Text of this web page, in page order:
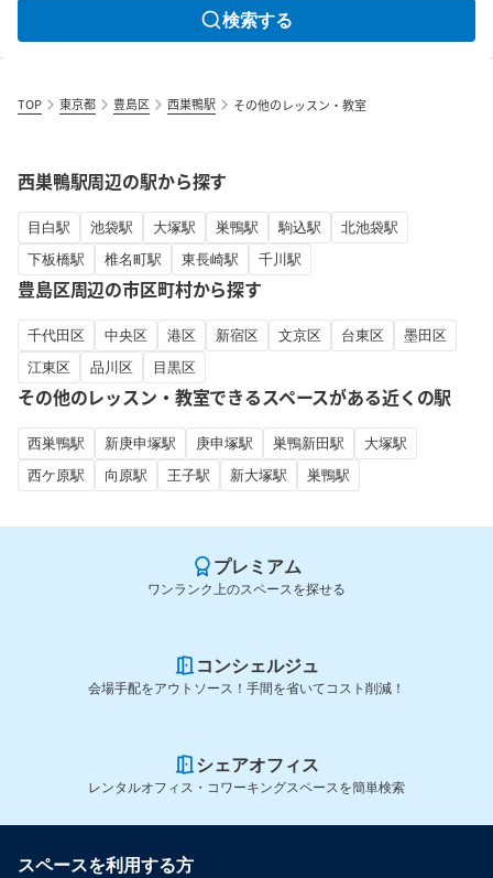
検索する
TOP 東京都 豊島区 西巣鴨駅 その他のレッスン・教室
西巣鴨駅周辺の駅から探す
目白駅 池袋駅 大塚駅 巣鴨駅 駒込駅
北池袋駅
下板橋駅
椎名町駅 東長崎駅 千川駅
豊島区周辺の市区町村から探す
千代田区 中央区 港区 新宿区 文京区 台東区
墨田区
江東区
品川区 目黒区
その他のレッスン・教室できるスペースがある近くの駅
西巣鴨駅 新庚申塚駅 庚申塚駅 巣鴨新田駅
大塚駅
西ケ原駅
向原駅 王子駅 新大塚駅 巣鴨駅
プレミアム
ワンランク上のスペースを探せる
コンシェルジュ
会場手配をアウトソース！手間を省いてコスト削減！
シェアオフィス
レンタルオフィス・コワーキングスペースを簡単検索
スペースを利用する方